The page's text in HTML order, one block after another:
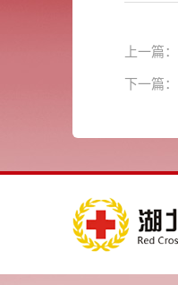
上一篇：
下一篇：